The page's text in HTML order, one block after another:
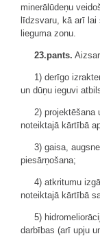
minerālūdeņu
līdzsvaru, kā arī lai
lieguma zonu.
23.pants.
1) derīgo
un dūņu ieguvi
2) projektēšana
noteiktajā kārtībā
3) gaisa,
piesārņošana;
4) atkritumu
noteiktajā kārtībā
5)
darbības (arī upju